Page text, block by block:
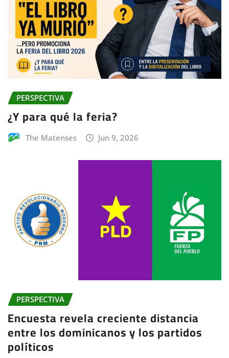
PERSPECTIVA
¿Y para qué la feria?
The Matenses Jun 9, 2026
PERSPECTIVA
Encuesta revela creciente distancia
entre los dominicanos y los partidos
políticos